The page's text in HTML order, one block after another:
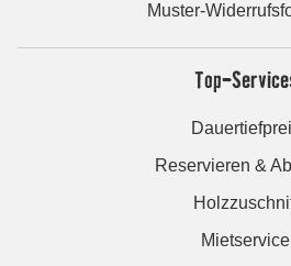
Muster-
Top-
Reservieren &
Mietservice